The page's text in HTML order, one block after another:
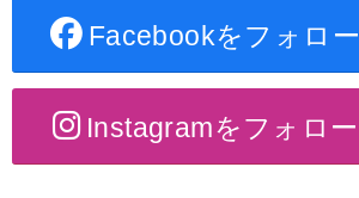
Facebookをフォロー
Instagramをフォロー